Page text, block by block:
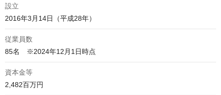
設立
2016年3月14日（平成28年）
従業員数
85名　※2024年12月1日時点
資本金等
2,482百万円